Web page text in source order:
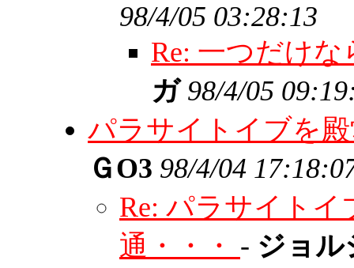
98/4/05 03:28:13
Re: 一つだけ
ガ 98/4/05
パラサイトイブを
ＧO3 98/4/04
Re: パラサイト
通・・・ - ジョ